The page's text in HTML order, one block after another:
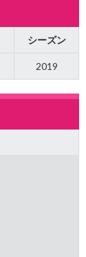
シーズン
2019